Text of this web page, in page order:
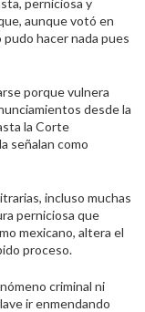
perniciosa y
aunque votó en
hacer nada pues
porque vulnera
desde la
la Corte
señalan como
incluso muchas
perniciosa que
mexicano, altera el
proceso.
criminal ni
ir enmendando